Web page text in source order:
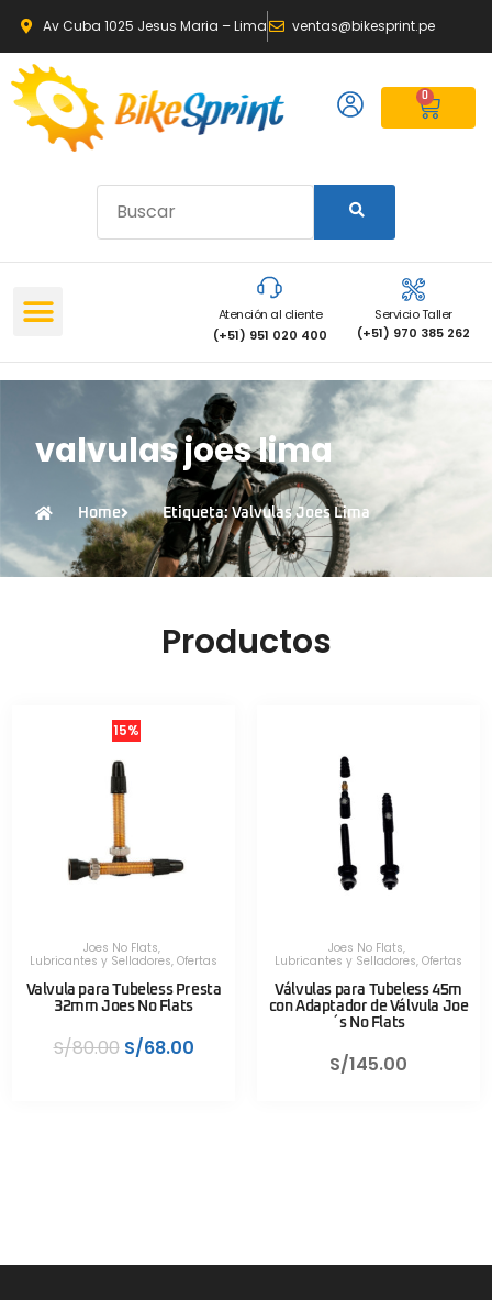
Av Cuba 1025 Jesus Maria – Lima ventas@bikesprint.pe
0
Atención al cliente
(+51) 951 020 400
Servicio Taller
(+51) 970 385 262
valvulas joes lima
Home Etiqueta: Valvulas Joes Lima
Productos
15%
Joes No Flats,
Lubricantes y Selladores, Ofertas
Valvula para Tubeless Presta
32mm Joes No Flats
S/80.00 S/68.00
Joes No Flats,
Lubricantes y Selladores, Ofertas
Válvulas para Tubeless 45m
con Adaptador de Válvula Joe
´s No Flats
S/145.00